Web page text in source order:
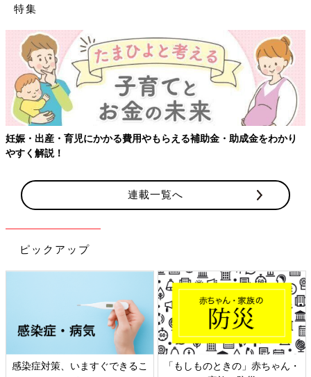
特集
妊娠・出産・育児にかかる費用やもらえる補助金・助成金をわかり
やすく解説！
連載一覧へ
ピックアップ
感染症対策、いますぐできるこ
「もしものときの」赤ちゃん・